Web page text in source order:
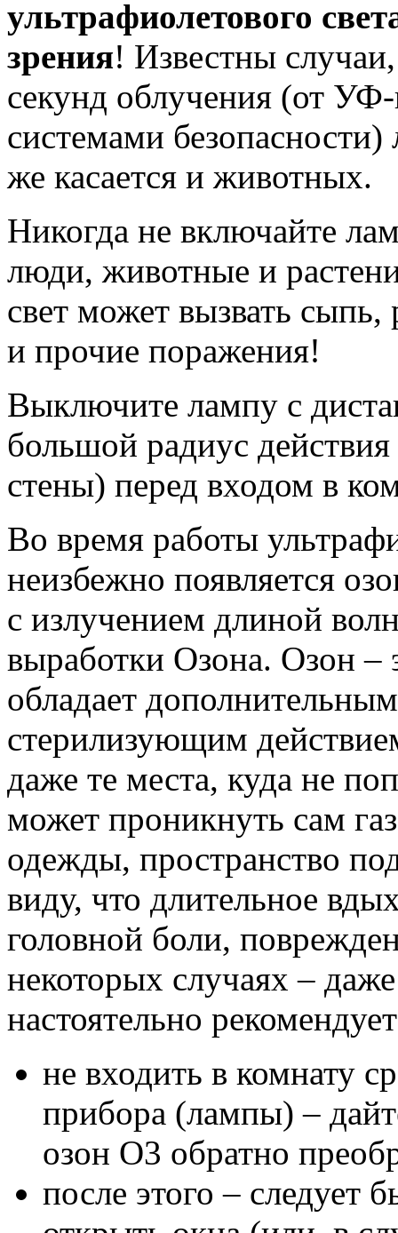
ультрафиолетового
зрения! Известны
секунд облучения (от
системами
же касается и животных.
Никогда не включайте
люди, животные и
свет может вызвать
и прочие поражения!
Выключите лампу с
большой радиус
стены) перед входом в
Во время работы
неизбежно появляется
с излучением длиной
выработки Озона. Озон –
обладает
стерилизующим
даже те места, куда не
может проникнуть сам
одежды, пространство
виду, что длительное
головной боли,
некоторых случаях –
настоятельно
не входить в комнату
прибора (лампы) –
озон O3 обратно
после этого – следует